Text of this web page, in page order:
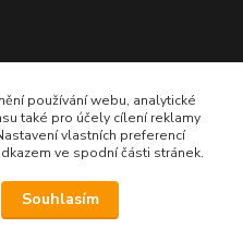
PRSTENU
používání webu, analytické
také pro účely cílení reklamy
vlastních preferencí
ve spodní části stránek.
Souhlasím